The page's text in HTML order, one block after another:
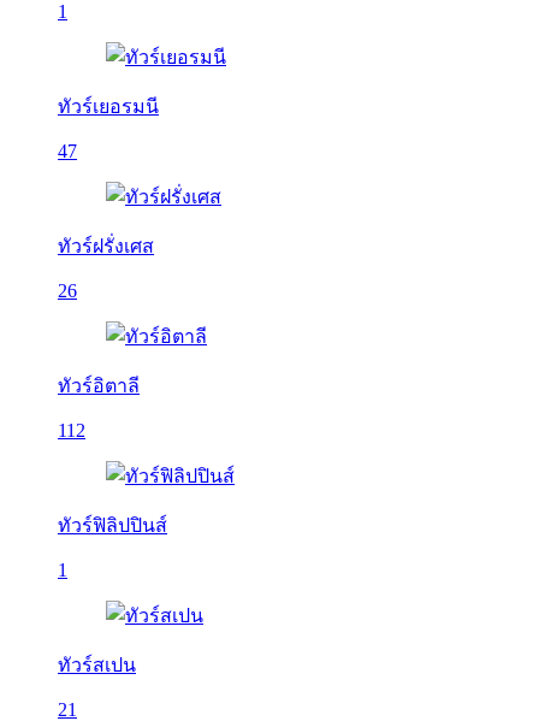
1
ทัวร์เยอรมนี
47
ทัวร์ฝรั่งเศส
26
ทัวร์อิตาลี
112
ทัวร์ฟิลิปปินส์
1
ทัวร์สเปน
21